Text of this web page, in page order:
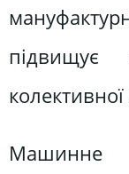
підвищує
Машинне